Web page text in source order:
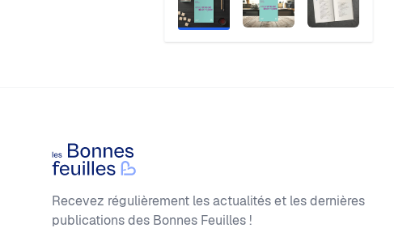
Les Bonnes Feuilles
Recevez régulièrement les actualités et les dernières
publications des Bonnes Feuilles !